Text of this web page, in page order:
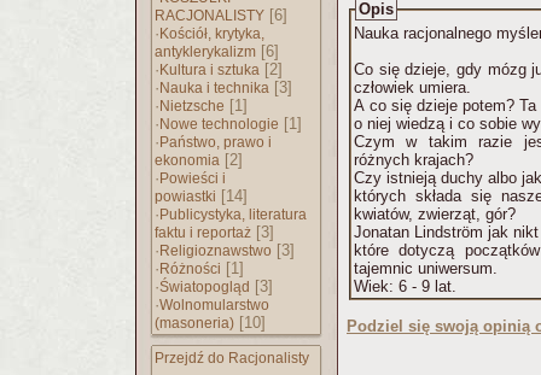
RACJONALISTY [6]
· Kościół, krytyka,
antyklerykalizm [6]
· Kultura i sztuka [2]
· Nauka i technika [3]
· Nietzsche [1]
· Nowe technologie [1]
· Państwo, prawo i
ekonomia [2]
· Powieści i
powiastki [14]
· Publicystyka, literatura
faktu i reportaż [3]
· Religioznawstwo [3]
· Różności [1]
·Światopogląd [3]
·Wolnomularstwo
(masoneria) [10]
Przejdź do Racjonalisty
Opis
Nauka racjonalnego
Co się dzieje, gdy mózg
człowiek umiera.
A co się dzieje potem?
o niej wiedzą i co sobie
Czym w takim razie
różnych krajach?
Czy istnieją duchy albo
których składa się
kwiatów, zwierząt, gór?
Jonatan Lindström jak
które dotyczą
tajemnic uniwersum.
Wiek: 6 - 9 lat.
Podziel się swoją opinią